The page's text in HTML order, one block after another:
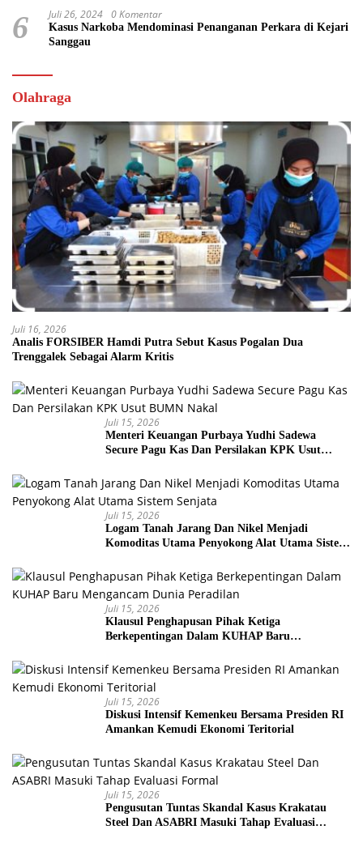
6 Juli 26, 2024 0 Komentar
Kasus Narkoba Mendominasi Penanganan Perkara di Kejari
Sanggau
Olahraga
Juli 16, 2026
Analis FORSIBER Hamdi Putra Sebut Kasus Pogalan Dua
Trenggalek Sebagai Alarm Kritis
Juli 15, 2026
Menteri Keuangan Purbaya Yudhi Sadewa
Secure Pagu Kas Dan Persilakan KPK Usut
Juli 15, 2026
Logam Tanah Jarang Dan Nikel Menjadi
Komoditas Utama Penyokong Alat Utama Sistem
Juli 15, 2026
Klausul Penghapusan Pihak Ketiga
Berkepentingan Dalam KUHAP Baru
Juli 15, 2026
Diskusi Intensif Kemenkeu Bersama Presiden RI
Amankan Kemudi Ekonomi Teritorial
Juli 15, 2026
Pengusutan Tuntas Skandal Kasus Krakatau
Steel Dan ASABRI Masuki Tahap Evaluasi